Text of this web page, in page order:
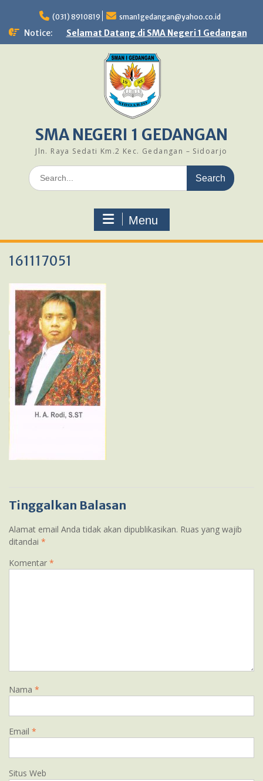
content
(031) 8910819 sman1gedangan@yahoo.co.id
Notice: Selamat Datang di SMA Negeri 1 Gedangan
SMA NEGERI 1 GEDANGAN
Jln. Raya Sedati Km.2 Kec. Gedangan – Sidoarjo
Search
for:
Menu
161117051
Tinggalkan Balasan
Alamat email Anda tidak akan dipublikasikan. Ruas yang wajib
ditandai *
Komentar *
Nama *
Email *
Situs Web